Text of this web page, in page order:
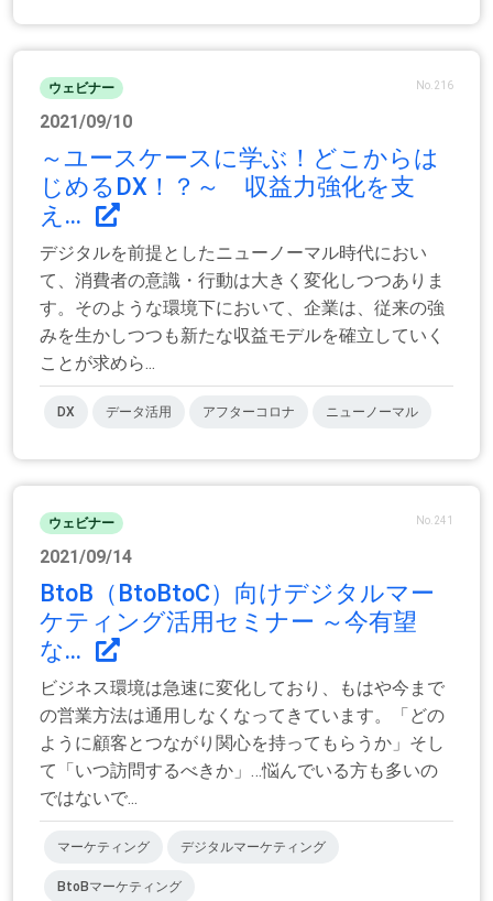
ウェビナー No.216
2021/09/10
～ユースケースに学ぶ！どこからは
じめるDX！？～ 収益力強化を支
え...
デジタルを前提としたニューノーマル時代におい
て、消費者の意識・行動は大きく変化しつつありま
す。そのような環境下において、企業は、従来の強
みを生かしつつも新たな収益モデルを確立していく
ことが求めら...
DX データ活用 アフターコロナ ニューノーマル
ウェビナー No.241
2021/09/14
BtoB（BtoBtoC）向けデジタルマー
ケティング活用セミナー ～今有望
な...
ビジネス環境は急速に変化しており、もはや今まで
の営業方法は通用しなくなってきています。「どの
ように顧客とつながり関心を持ってもらうか」そし
て「いつ訪問するべきか」…悩んでいる方も多いの
ではないで...
マーケティング デジタルマーケティング
BtoBマーケティング